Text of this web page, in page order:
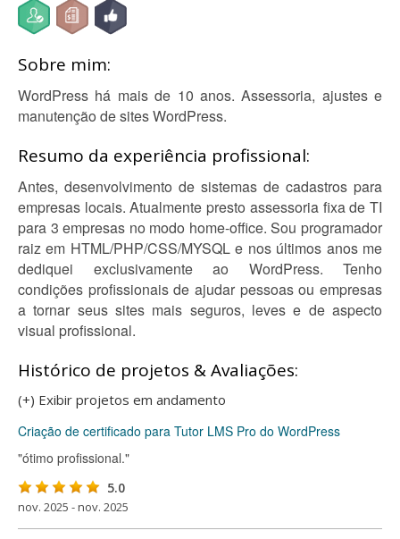
Sobre mim:
WordPress há mais de 10 anos. Assessoria, ajustes e
manutenção de sites WordPress.
Resumo da experiência profissional:
Antes, desenvolvimento de sistemas de cadastros para
empresas locais. Atualmente presto assessoria fixa de TI
para 3 empresas no modo home-office. Sou programador
raiz em HTML/PHP/CSS/MYSQL e nos últimos anos me
dediquei exclusivamente ao WordPress. Tenho
condições profissionais de ajudar pessoas ou empresas
a tornar seus sites mais seguros, leves e de aspecto
visual profissional.
Histórico de projetos & Avaliações:
(+) Exibir projetos em andamento
Criação de certificado para Tutor LMS Pro do WordPress
"ótimo profissional."
5.0
nov. 2025 - nov. 2025